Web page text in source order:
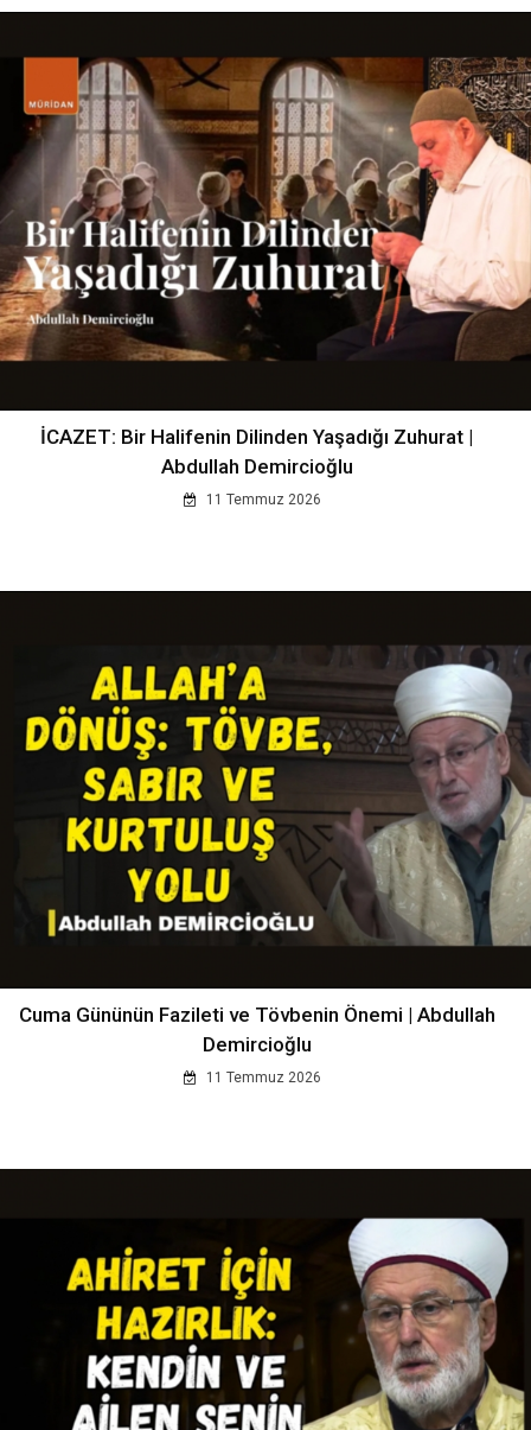
İCAZET: Bir Halifenin Dilinden Yaşadığı Zuhurat |
Abdullah Demircioğlu
11 Temmuz 2026
Cuma Gününün Fazileti ve Tövbenin Önemi | Abdullah
Demircioğlu
11 Temmuz 2026